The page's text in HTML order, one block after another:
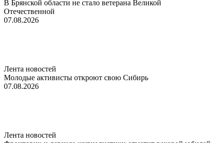
В Брянской области не стало ветерана Великой
Отечественной
07.08.2026
Лента новостей
Молодые активисты откроют свою Сибирь
07.08.2026
Лента новостей